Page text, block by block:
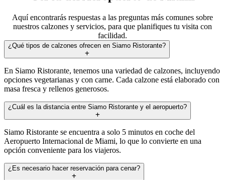
Aquí encontrarás respuestas a las preguntas más comunes sobre
nuestros calzones y servicios, para que planifiques tu visita con
facilidad.
¿Qué tipos de calzones ofrecen en Siamo Ristorante?
En Siamo Ristorante, tenemos una variedad de calzones, incluyendo
opciones vegetarianas y con carne. Cada calzone está elaborado con
masa fresca y rellenos generosos.
¿Cuál es la distancia entre Siamo Ristorante y el aeropuerto?
Siamo Ristorante se encuentra a solo 5 minutos en coche del
Aeropuerto Internacional de Miami, lo que lo convierte en una
opción conveniente para los viajeros.
¿Es necesario hacer reservación para cenar?